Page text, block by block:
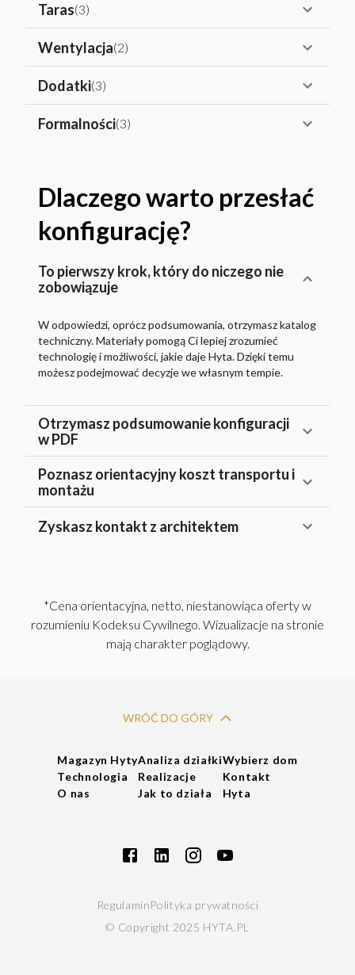
Taras(3)
Wentylacja(2)
Dodatki(3)
Formalności(3)
Dlaczego warto przesłać
konfigurację?
To pierwszy krok, który do niczego nie
zobowiązuje
W odpowiedzi, oprócz podsumowania, otrzymasz katalog
techniczny. Materiały pomogą Ci lepiej zrozumieć
technologię i możliwości, jakie daje Hyta. Dzięki temu
możesz podejmować decyzje we własnym tempie.
Otrzymasz podsumowanie konfiguracji
w PDF
Poznasz orientacyjny koszt transportu i
montażu
Zyskasz kontakt z architektem
*Cena orientacyjna, netto, niestanowiąca oferty w
rozumieniu Kodeksu Cywilnego. Wizualizacje na stronie
mają charakter poglądowy.
WRÓĆ DO GÓRY
Magazyn Hyty
Technologia
O nas
Analiza działki
Realizacje
Jak to działa
Wybierz dom
Kontakt
Hyta
RegulaminPolityka prywatności
© Copyright 2025 HYTA.PL